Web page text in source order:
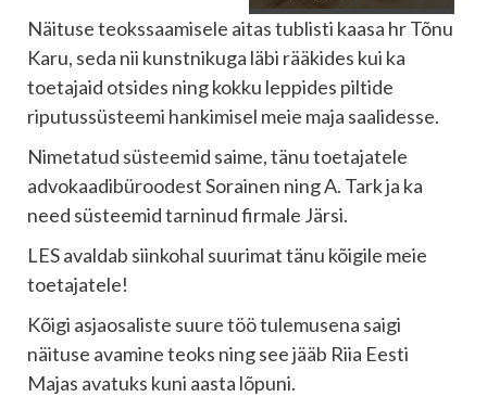
Näituse teokssaamisele aitas tublisti kaasa hr Tõnu
Karu, seda nii kunstnikuga läbi rääkides kui ka
toetajaid otsides ning kokku leppides piltide
riputussüsteemi hankimisel meie maja saalidesse.
Nimetatud süsteemid saime, tänu toetajatele
advokaadibüroodest Sorainen ning A. Tark ja ka
need süsteemid tarninud firmale Järsi.
LES avaldab siinkohal suurimat tänu kõigile meie
toetajatele!
Kõigi asjaosaliste suure töö tulemusena saigi
näituse avamine teoks ning see jääb Riia Eesti
Majas avatuks kuni aasta lõpuni.